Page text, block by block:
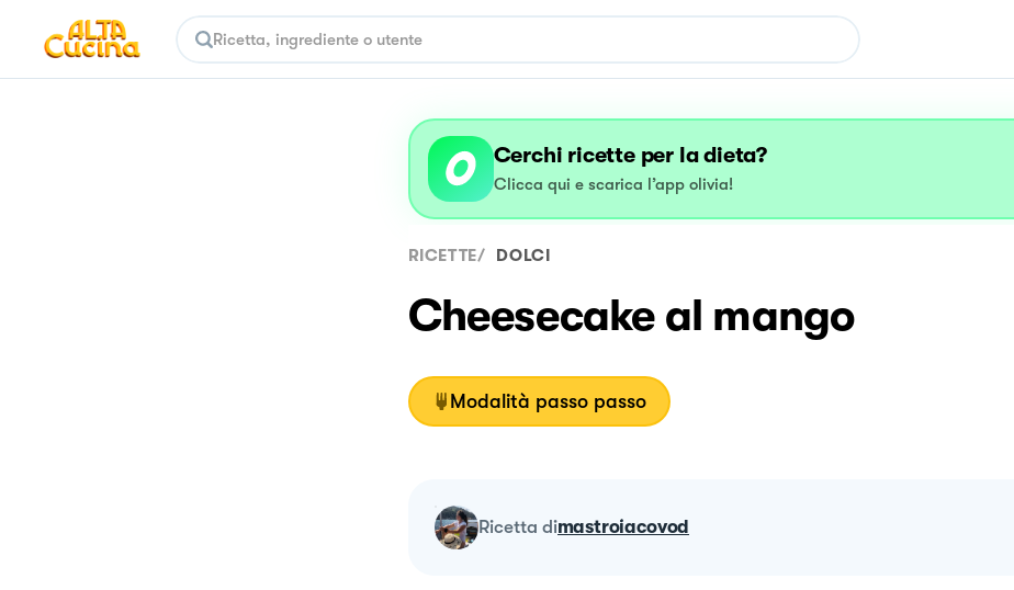
Cerchi ricette per la dieta?
Clicca qui e scarica l’app olivia!
RICETTE/ DOLCI
Cheesecake al mango
Modalità passo passo
ricetta dimastroiacovod